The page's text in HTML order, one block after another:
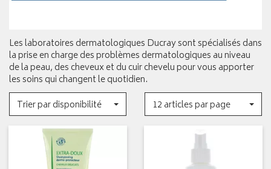
Les laboratoires dermatologiques Ducray sont spécialisés dans
la prise en charge des problèmes dermatologiques au niveau
de la peau, des cheveux et du cuir chevelu pour vous apporter
les soins qui changent le quotidien.
Trier par disponibilité
12 articles par page